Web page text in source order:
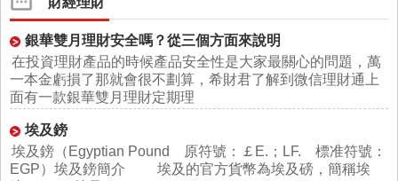
銀華雙月理財安全嗎？從三個方面來說明
在投資理財產品的時候產品安全性是大家最關心的問題，萬
一本金虧損了那就會很不劃算，希財君了解到微信理財通上
面有一款銀華雙月理財定期理
埃及鎊
埃及鎊（Egyptian Pound 原符號：￡E.；LF. 標准符號：
EGP）埃及鎊簡介 埃及的官方貨幣為埃及磅，簡稱埃